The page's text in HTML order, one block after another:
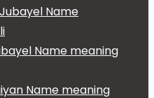
Jubayel Name meaning
Zaiyan Name meaning